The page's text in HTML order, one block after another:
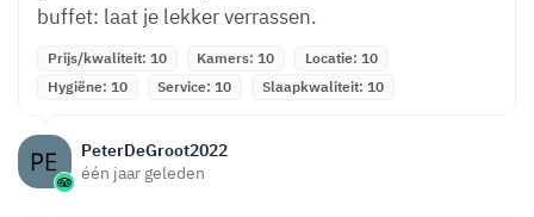
PeterDeGroot2022
één jaar geleden
buffet: laat je lekker verrassen.
Prijs/kwaliteit: 10 Kamers: 10
Locatie: 10
Hygiëne: 10
Service: 10 Slaapkwaliteit: 10